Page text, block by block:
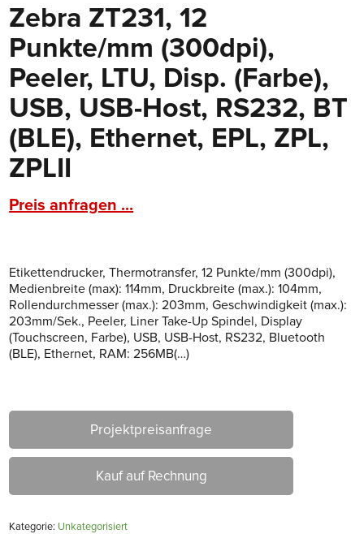
Zebra ZT231, 12
Punkte/mm (300dpi),
Peeler, LTU, Disp. (Farbe),
USB, USB-Host, RS232, BT
(BLE), Ethernet, EPL, ZPL,
ZPLII
Preis anfragen ...
Etikettendrucker, Thermotransfer, 12 Punkte/mm (300dpi),
Medienbreite (max): 114mm, Druckbreite (max.): 104mm,
Rollendurchmesser (max.): 203mm, Geschwindigkeit (max.):
203mm/Sek., Peeler, Liner Take-Up Spindel, Display
(Touchscreen, Farbe), USB, USB-Host, RS232, Bluetooth
(BLE), Ethernet, RAM: 256MB(…)
Projektpreisanfrage
Kauf auf Rechnung
Kategorie: Unkategorisiert